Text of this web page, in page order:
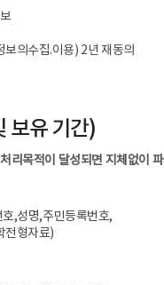
의수집.이용) 2년 재동의
보유 기간)
리목적이 달성되면 지체없이
,성명,주민등록번호,
전형자료)